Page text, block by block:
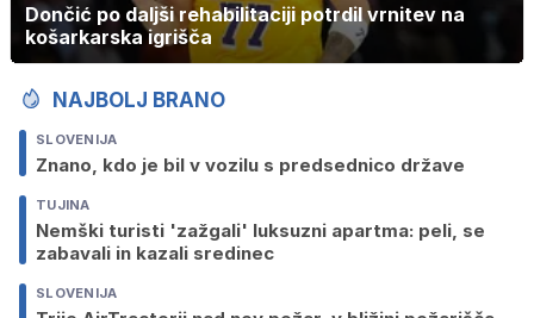
Dončić po daljši rehabilitaciji potrdil vrnitev na
košarkarska igrišča
NAJBOLJ BRANO
SLOVENIJA
Znano, kdo je bil v vozilu s predsednico države
TUJINA
Nemški turisti 'zažgali' luksuzni apartma: peli, se
zabavali in kazali sredinec
SLOVENIJA